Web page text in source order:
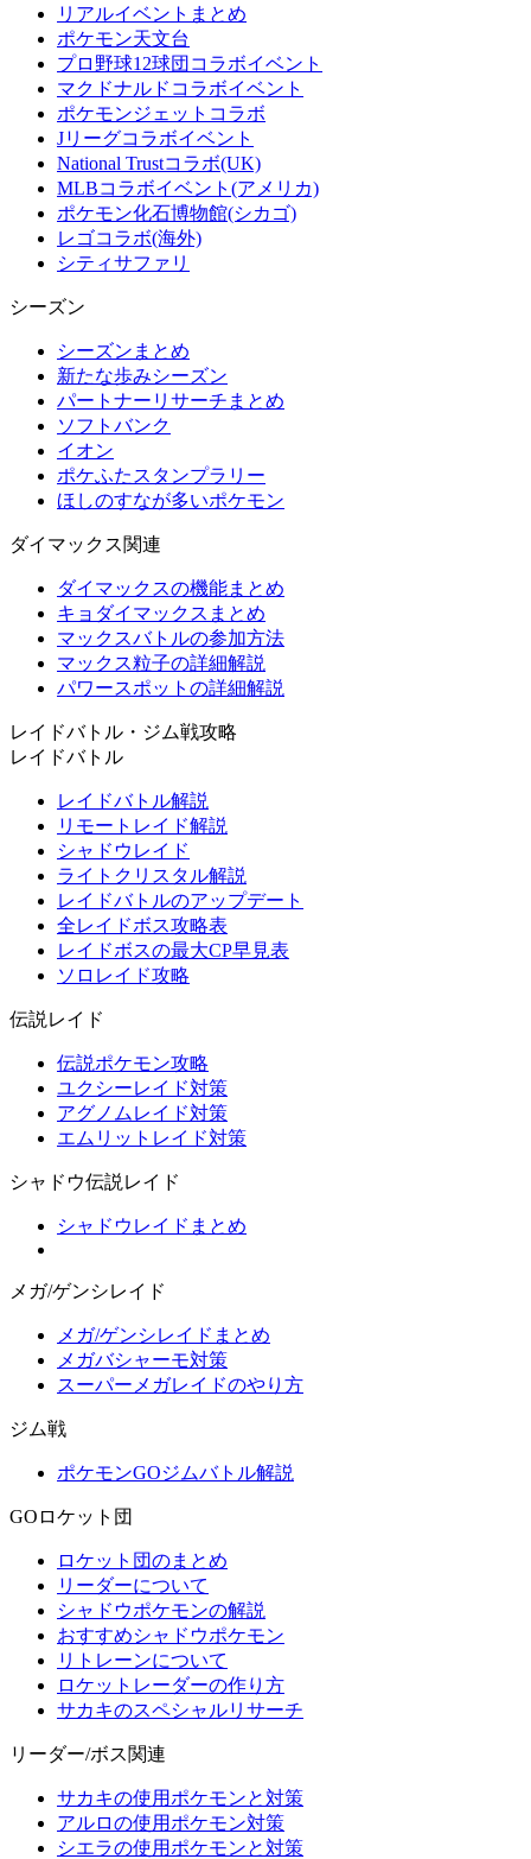
リアルイベントまとめ
ポケモン天文台
プロ野球12球団コラボイベント
マクドナルドコラボイベント
ポケモンジェットコラボ
Jリーグコラボイベント
National Trustコラボ(UK)
MLBコラボイベント(アメリカ)
ポケモン化石博物館(シカゴ)
レゴコラボ(海外)
シティサファリ
シーズン
シーズンまとめ
新たな歩みシーズン
パートナーリサーチまとめ
ソフトバンク
イオン
ポケふたスタンプラリー
ほしのすなが多いポケモン
ダイマックス関連
ダイマックスの機能まとめ
キョダイマックスまとめ
マックスバトルの参加方法
マックス粒子の詳細解説
パワースポットの詳細解説
レイドバトル・ジム戦攻略
レイドバトル
レイドバトル解説
リモートレイド解説
シャドウレイド
ライトクリスタル解説
レイドバトルのアップデート
全レイドボス攻略表
レイドボスの最大CP早見表
ソロレイド攻略
伝説レイド
伝説ポケモン攻略
ユクシーレイド対策
アグノムレイド対策
エムリットレイド対策
シャドウ伝説レイド
シャドウレイドまとめ
メガ/ゲンシレイド
メガ/ゲンシレイドまとめ
メガバシャーモ対策
スーパーメガレイドのやり方
ジム戦
ポケモンGOジムバトル解説
GOロケット団
ロケット団のまとめ
リーダーについて
シャドウポケモンの解説
おすすめシャドウポケモン
リトレーンについて
ロケットレーダーの作り方
サカキのスペシャルリサーチ
リーダー/ボス関連
サカキの使用ポケモンと対策
アルロの使用ポケモン対策
シエラの使用ポケモンと対策